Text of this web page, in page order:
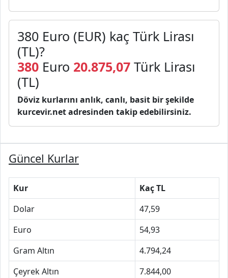
380 Euro (EUR) kaç Türk Lirası
(TL)?
380 Euro 20.875,07 Türk Lirası
(TL)
Döviz kurlarını anlık, canlı, basit bir şekilde
kurcevir.net adresinden takip edebilirsiniz.
Güncel Kurlar
Kur
Kaç TL
Dolar
47,59
Euro
54,93
Gram Altın
4.794,24
Çeyrek Altın
7.844,00